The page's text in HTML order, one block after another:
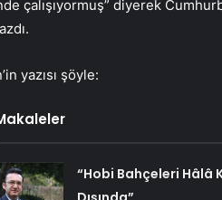
çalışıyormuş” diyerek
yazısı şöyle:
“Hobi Bahçeleri Hâlâ